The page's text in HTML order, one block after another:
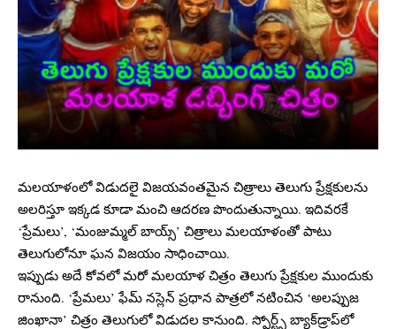
మలయాళంలో విడుదలై విజయవంతమైన చిత్రాలు తెలుగు ప్రేక్షకులను
అలరిస్తూ ఇక్కడ కూడా మంచి ఆదరణ పొందుతున్నాయి. ఇదివరకే
‘ప్రేమలు’, ‘మంజుమ్మల్ బాయ్స్’ చిత్రాలు మలయాళంతో పాటు
తెలుగులోనూ ఘన విజయం సాధించాయి.
ఇప్పుడు అదే కోవలో మరో మలయాళ చిత్రం తెలుగు ప్రేక్షకుల ముందుకు
రానుంది. ‘ప్రేమలు’ ఫేమ్ నస్లెన్ ప్రధాన పాత్రలో నటించిన ‘అలప్పుజ
జింఖానా’ చిత్రం తెలుగులో విడుదల కానుంది. స్పోర్ట్స్ బ్యాక్‌డ్రాప్‌లో